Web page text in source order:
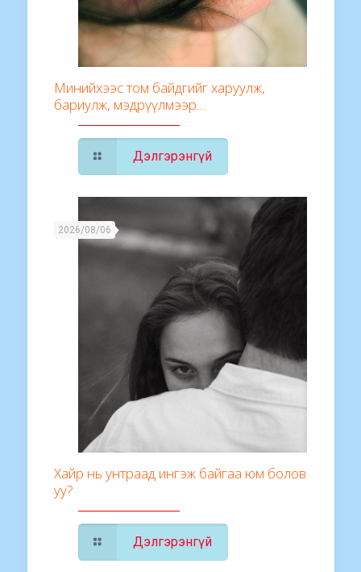
Минийхээс том байдгийг харуулж,
бариулж, мэдрүүлмээр…
Дэлгэрэнгүй
2026/08/06
Хайр нь унтраад ингэж байгаа юм болов
уу?
Дэлгэрэнгүй